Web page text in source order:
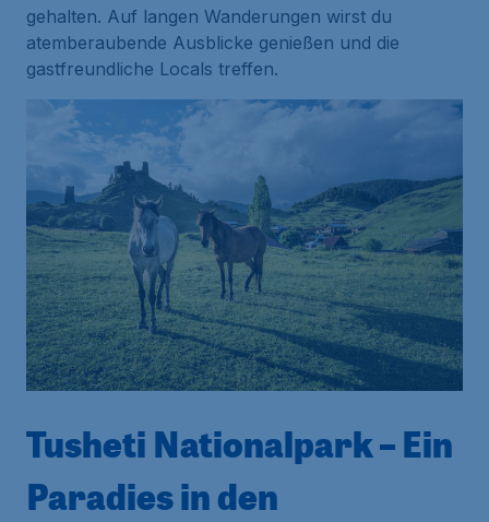
gehalten. Auf langen Wanderungen wirst du
atemberaubende Ausblicke genießen und die
gastfreundliche Locals treffen.
Tusheti Nationalpark – Ein
Paradies in den